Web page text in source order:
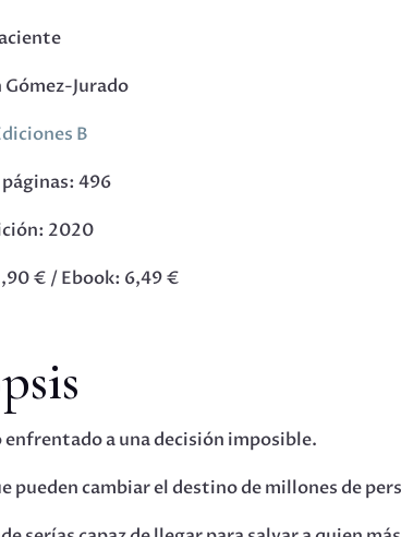
Jurado
B
496
2020
€ / Ebook: 6,49 €
enfrentado a una decisión imposible.
pueden cambiar el destino de millones de